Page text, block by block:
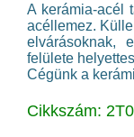
A kerámia-acél
acéllemez.
elvárásoknak,
felülete
Cégünk a
Cikkszám: